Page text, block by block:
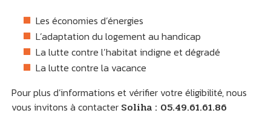
Les économies d’énergies
L’adaptation du logement au handicap
La lutte contre l’habitat indigne et dégradé
La lutte contre la vacance
Pour plus d’informations et vérifier votre éligibilité, nous
vous invitons à contacter Soliha : 05.49.61.61.86